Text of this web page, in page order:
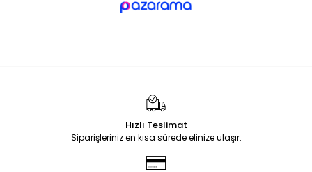
Hızlı Teslimat
Siparişleriniz en kısa sürede elinize ulaşır.